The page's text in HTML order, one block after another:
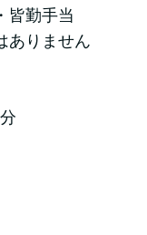
皆勤手当
ありません